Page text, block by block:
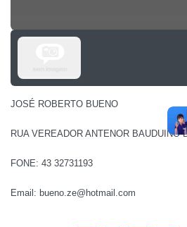
JOSÉ ROBERTO BUENO
RUA VEREADOR ANTENOR BAUDUINO
FONE: 43 32731193
Email: bueno.ze@hotmail.com